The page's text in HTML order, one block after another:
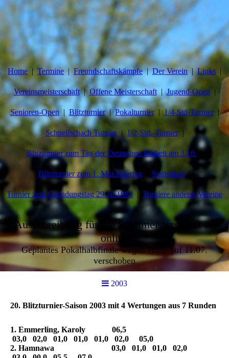
Home Termine Freundschaftskämpfe Der Verein Links
Vereinsmeisterschaft Offene Meisterschaft Jugend-Open
Senioren-Open Blitzturnier Pokalturnier 1/4-Std-Turnier
Schnellschach Turnier 1/2-Std.-Turnier
Blitzturnier zum Tag der Deutschen Einheit am 3.10.
Blitzturnier zum 1. Mai-Feiertag Statistiken
Turnier zum Gründungstag 29.10.1983 Turniere anderer Vereine
Ausschreibung für die Stadtmeisterschaft ist
online
Geplantes Pokalhalbfinale wegen Hitze auf 11.07.
verschoben
2003
20. Blitzturnier-Saison 2003 mit 4 Wertungen aus 7 Runden
1. Emmerling, Karoly 06,5
03,0 02,0 01,0 01,0 01,0 02,0 05,0
2. Hamnawa 03,0 01,0 01,0 02,0